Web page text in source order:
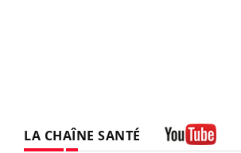
LA CHAÎNE SANTÉ